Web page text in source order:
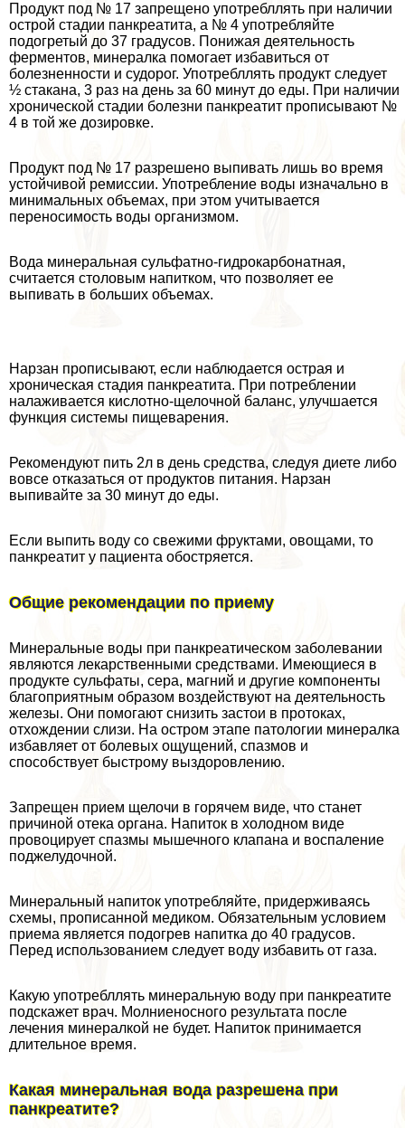
Продукт под № 17 запрещено употрeбллять при наличии
острой стадии панкреатита, а № 4 употрeбляйте
подогретый до 37 градусов. Понижая деятельность
ферментов, минералка помогает избавиться от
болезненности и судорог. Употрeбллять продукт следует
½ стакана, 3 раз на день за 60 минут до еды. При наличии
хронической стадии болезни панкреатит прописывают №
4 в той же дозировке.
Продукт под № 17 разрешено выпивать лишь во время
устойчивой ремиссии. Употрeбление воды изначально в
минимальных объемах, при этом учитывается
переносимость воды организмом.
Вода минеральная сульфатно-гидрокарбонатная,
считается столовым напитком, что позволяет ее
выпивать в больших объемах.
Нарзан прописывают, если наблюдается острая и
хроническая стадия панкреатита. При потрeблении
налаживается кислотно-щелочной баланс, улучшается
функция системы пищеварения.
Рекомендуют пить 2л в день средства, следуя диете либо
вовсе отказаться от продуктов питания. Нарзан
выпивайте за 30 минут до еды.
Если выпить воду со свежими фруктами, овощами, то
панкреатит у пациента обостряется.
Общие рекомендации по приему
Минеральные воды при панкреатическом заболевании
являются лекарственными средствами. Имеющиеся в
продукте сульфаты, сера, магний и другие компоненты
благоприятным образом воздействуют на деятельность
железы. Они помогают снизить застои в протоках,
отхождении слизи. На остром этапе патологии минералка
избавляет от болевых ощущений, спазмов и
способствует быстрому выздоровлению.
Запрещен прием щелочи в горячем виде, что станет
причиной отека органа. Напиток в холодном виде
провоцирует спазмы мышечного клапана и воспаление
поджелудочной.
Минеральный напиток употрeбляйте, придерживаясь
схемы, прописанной медиком. Обязательным условием
приема является подогрев напитка до 40 градусов.
Перед использованием следует воду избавить от газа.
Какую употрeбллять минеральную воду при панкреатите
подскажет врач. Молниеносного результата после
лечения минералкой не будет. Напиток принимается
длительное время.
Какая минеральная вода разрешена при
панкреатите?